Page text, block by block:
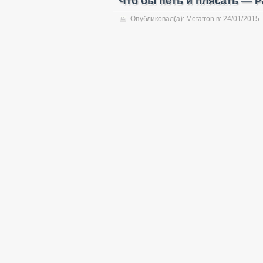
Опубликовал(а): Metatron в: 24/01/2015